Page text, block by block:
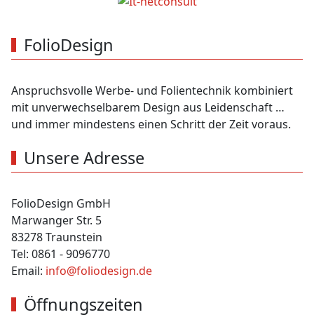
FolioDesign
Anspruchsvolle Werbe- und Folientechnik kombiniert
mit unverwechselbarem Design aus Leidenschaft …
und immer mindestens einen Schritt der Zeit voraus.
Unsere Adresse
FolioDesign GmbH
Marwanger Str. 5
83278 Traunstein
Tel: 0861 - 9096770
Email: info@foliodesign.de
Öffnungszeiten